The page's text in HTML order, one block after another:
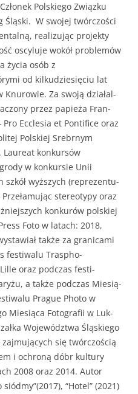
Pol­skiego Związku
Śląs­ki. W swo­jej twór­c­zoś­ci
real­izu­jąc pro­jek­ty
oscy­lu­je wokół prob­lemów
życia osób z
od kilkudziesię­ciu lat
Knurowie. Za swo­ją dzi­ałal­
przez papieża Fran­
Eccle­sia et Pon­tif­ice oraz
Pol­skiej Sre­brnym
Lau­re­at konkursów
w konkur­sie Unii
szkół wyższych (reprezen­tu­
stereo­typy oraz
konkurów pol­skiej
Foto w lat­ach: 2018,
także za grani­ca­mi
fes­ti­walu Tras­pho­
oraz pod­czas fes­ti­
a także pod­czas Miesią­
Prague Pho­to w
Miesią­ca Fotografii w Luk­
Wojew­ództ­wa Śląskiego
się twór­c­zoś­cią
i ochroną dóbr kul­tu­ry
2008 oraz 2014. Autor
“Hotel” (2021)